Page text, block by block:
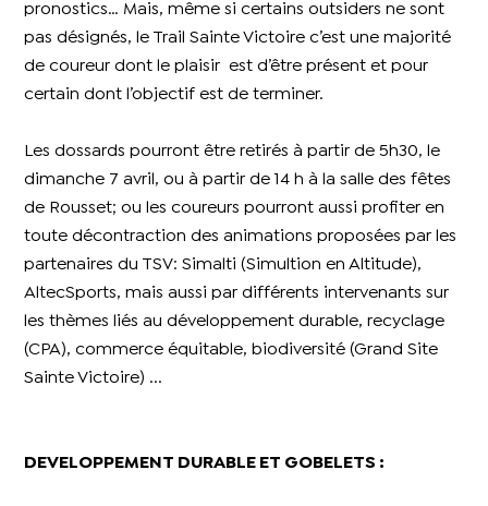
pronostics… Mais, même si certains outsiders ne sont
pas désignés, le Trail Sainte Victoire c’est une majorité
de coureur dont le plaisir est d’être présent et pour
certain dont l’objectif est de terminer.
Les dossards pourront être retirés à partir de 5h30, le
dimanche 7 avril, ou à partir de 14 h à la salle des fêtes
de Rousset; ou les coureurs pourront aussi profiter en
toute décontraction des animations proposées par les
partenaires du TSV: Simalti (Simultion en Altitude),
AltecSports, mais aussi par différents intervenants sur
les thèmes liés au développement durable, recyclage
(CPA), commerce équitable, biodiversité (Grand Site
Sainte Victoire) ...
DEVELOPPEMENT DURABLE ET GOBELETS :